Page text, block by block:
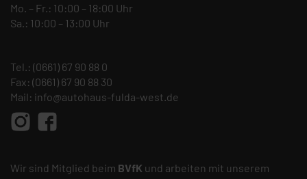
Mo. – Fr.: 10:00 – 18:00 Uhr
Sa.: 10:00 – 13:00 Uhr
Tel.: (0661) 67 90 88 0
Fax: (0661) 67 90 88 30
Mail: info@autohaus-fulda-west.de
Wir sind Mitglied beim BVfK und arbeiten mit unserem